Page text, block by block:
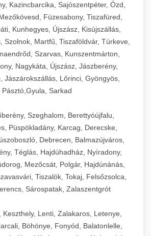
Kazincbarcika, Sajószentpéter, Ózd,
Füzesabony, Tiszafüred,
Kunhegyes, Újszász, Kisújszállás,
Szolnok, Martfű, Tiszaföldvár, Túrkeve,
Szarvas, Kunszentmárton,
Nagykáta, Újszász, Jászberény,
Jászárokszállás, Lőrinci, Gyöngyös,
Pásztó,Gyula, Sarkad
Szeghalom, Berettyóújfalu,
Püspökladány, Karcag, Derecske,
Debrecen, Balmazújváros,
Téglás, Hajdúhadház, Nyíradony,
Mezőcsát, Polgár, Hajdúnánás,
Tiszalök, Tokaj, Felsőzsolca,
Sárospatak, Zalaszentgrót
Keszthely, Lenti, Zalakaros, Letenye,
Böhönye, Fonyód, Balatonlelle,